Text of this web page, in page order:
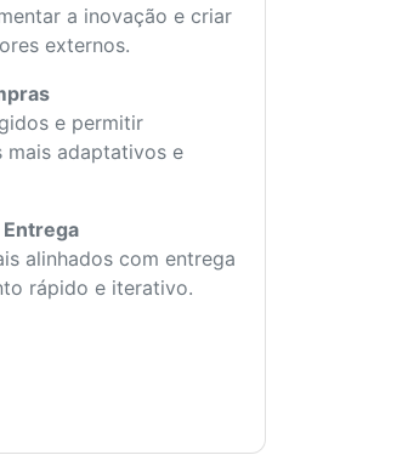
a inovação e criar
externos.
e permitir
mais adaptativos e
alinhados com entrega
rápido e iterativo.